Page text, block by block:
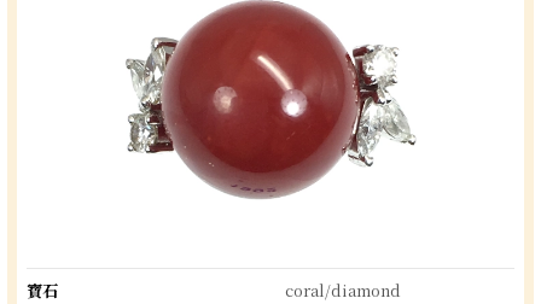
寶石
coral/diamond